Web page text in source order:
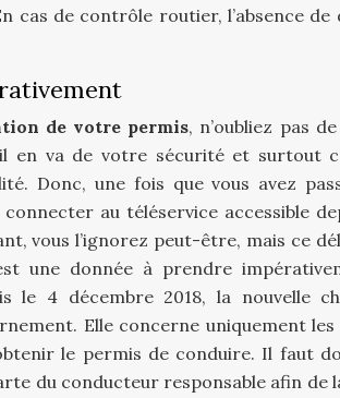
cas de contrôle routier, l’absence de
de votre permis, n’oubliez pas
en va de votre sécurité et surtout
Donc, une fois que vous avez
au téléservice accessible
vous l’ignorez peut-être, mais ce
une donnée à prendre
le 4 décembre 2018, la nouvelle
Elle concerne uniquement les
le permis de conduire. Il faut
du conducteur responsable afin de